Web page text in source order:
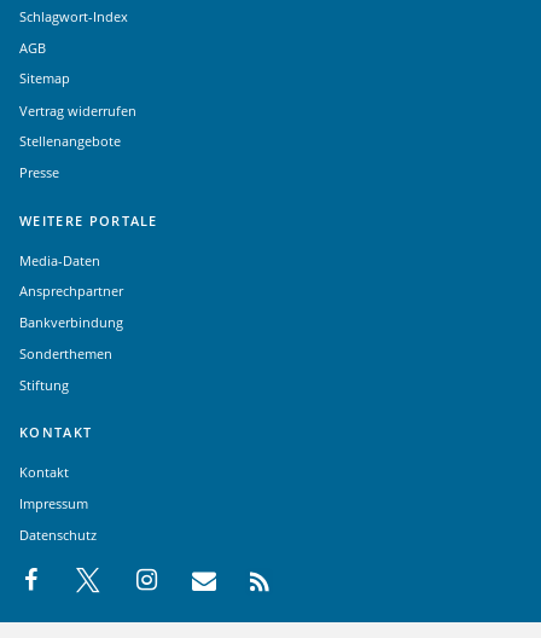
Schlagwort-Index
AGB
Sitemap
Vertrag widerrufen
Stellenangebote
Presse
WEITERE PORTALE
Media-Daten
Ansprechpartner
Bankverbindung
Sonderthemen
Stiftung
KONTAKT
Kontakt
Impressum
Datenschutz